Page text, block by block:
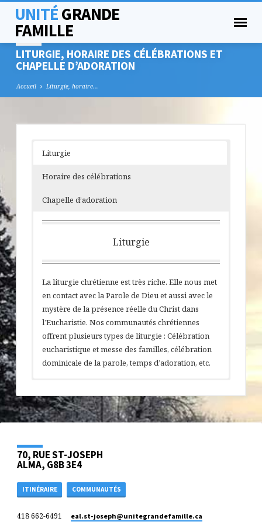
UNITÉGRANDE
FAMILLE
LITURGIE, HORAIRE DES CÉLÉBRATIONS ET
CHAPELLE D’ADORATION
Accueil Liturgie, horaire…
HORAIRE
DES
CHAPELLE
Liturgie
Horaire des célébrations
Chapelle d’adoration
Liturgie
La liturgie chrétienne est très riche. Elle nous met
en contact avec la Parole de Dieu et aussi avec le
mystère de la présence réelle du Christ dans
l’Eucharistie. Nos communautés chrétiennes
offrent plusieurs types de liturgie : Célébration
eucharistique et messe des familles, célébration
dominicale de la parole, temps d’adoration, etc.
Heure des messes et célébration
dominicale de la Parole
Voici un lien pour l’horaire des célébrations
cliquez dessus :
Horaire des messes – mai 2025
Chapelle d’adoration
d’avoir une chapelle d’adoration : elle se trouve à
St-Sacrement (Alma).
Sens de l’adoration :
L’adoration, c’est une rencontre : Dieu nous
70, RUE ST-JOSEPH
ALMA, G8B 3E4
ITINÉRAIRE COMMUNAUTÉS
418 662-6491 eal.st-joseph​@unitegrandefamille.ca